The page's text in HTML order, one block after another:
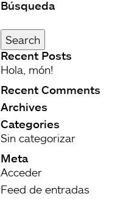
Búsqueda
por:
Search
Recent Posts
Hola, món!
Recent Comments
Archives
Categories
Sin categorizar
Meta
Acceder
Feed de entradas